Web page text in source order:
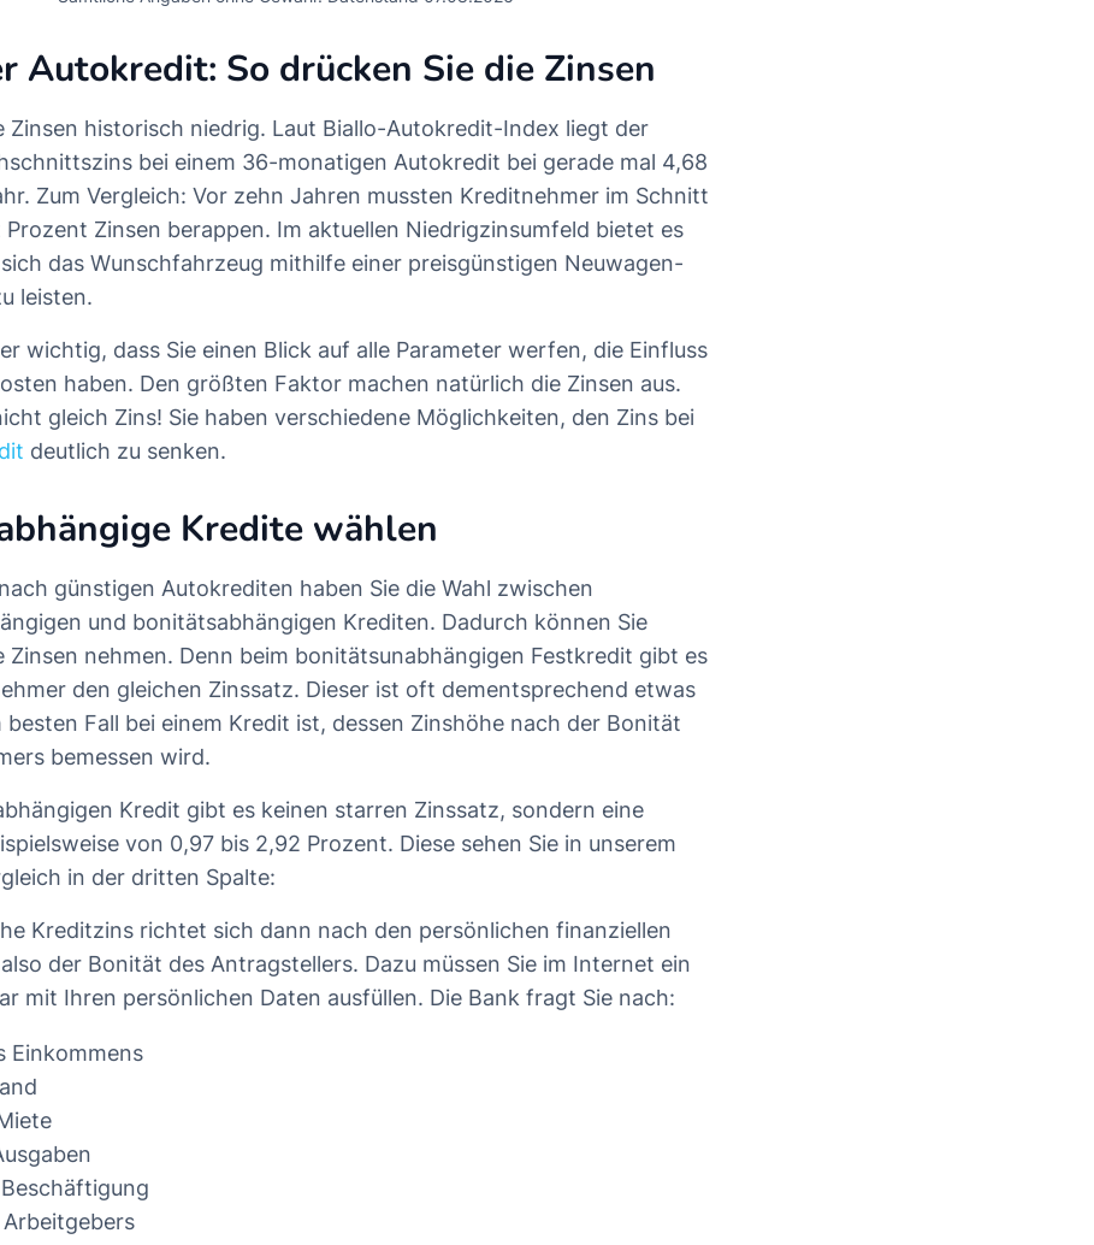
Autokredit: So drücken Sie die Zinsen
Zinsen historisch niedrig. Laut Biallo-Autokredit-Index liegt der
bei einem 36-monatigen Autokredit bei gerade mal 4,68
Zum Vergleich: Vor zehn Jahren mussten Kreditnehmer im Schnitt
Zinsen berappen. Im aktuellen Niedrigzinsumfeld bietet es
das Wunschfahrzeug mithilfe einer preisgünstigen Neuwagen-
leisten.
wichtig, dass Sie einen Blick auf alle Parameter werfen, die Einfluss
haben. Den größten Faktor machen natürlich die Zinsen aus.
gleich Zins! Sie haben verschiedene Möglichkeiten, den Zins bei
deutlich zu senken.
Kredite wählen
günstigen Autokrediten haben Sie die Wahl zwischen
und bonitätsabhängigen Krediten. Dadurch können Sie
Zinsen nehmen. Denn beim bonitätsunabhängigen Festkredit gibt es
den gleichen Zinssatz. Dieser ist oft dementsprechend etwas
besten Fall bei einem Kredit ist, dessen Zinshöhe nach der Bonität
bemessen wird.
Kredit gibt es keinen starren Zinssatz, sondern eine
von 0,97 bis 2,92 Prozent. Diese sehen Sie in unserem
in der dritten Spalte:
Kreditzins richtet sich dann nach den persönlichen finanziellen
der Bonität des Antragstellers. Dazu müssen Sie im Internet ein
mit Ihren persönlichen Daten ausfüllen. Die Bank fragt Sie nach:
Einkommens